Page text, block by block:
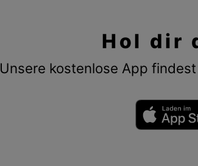
Hol dir
Unsere kostenlose App